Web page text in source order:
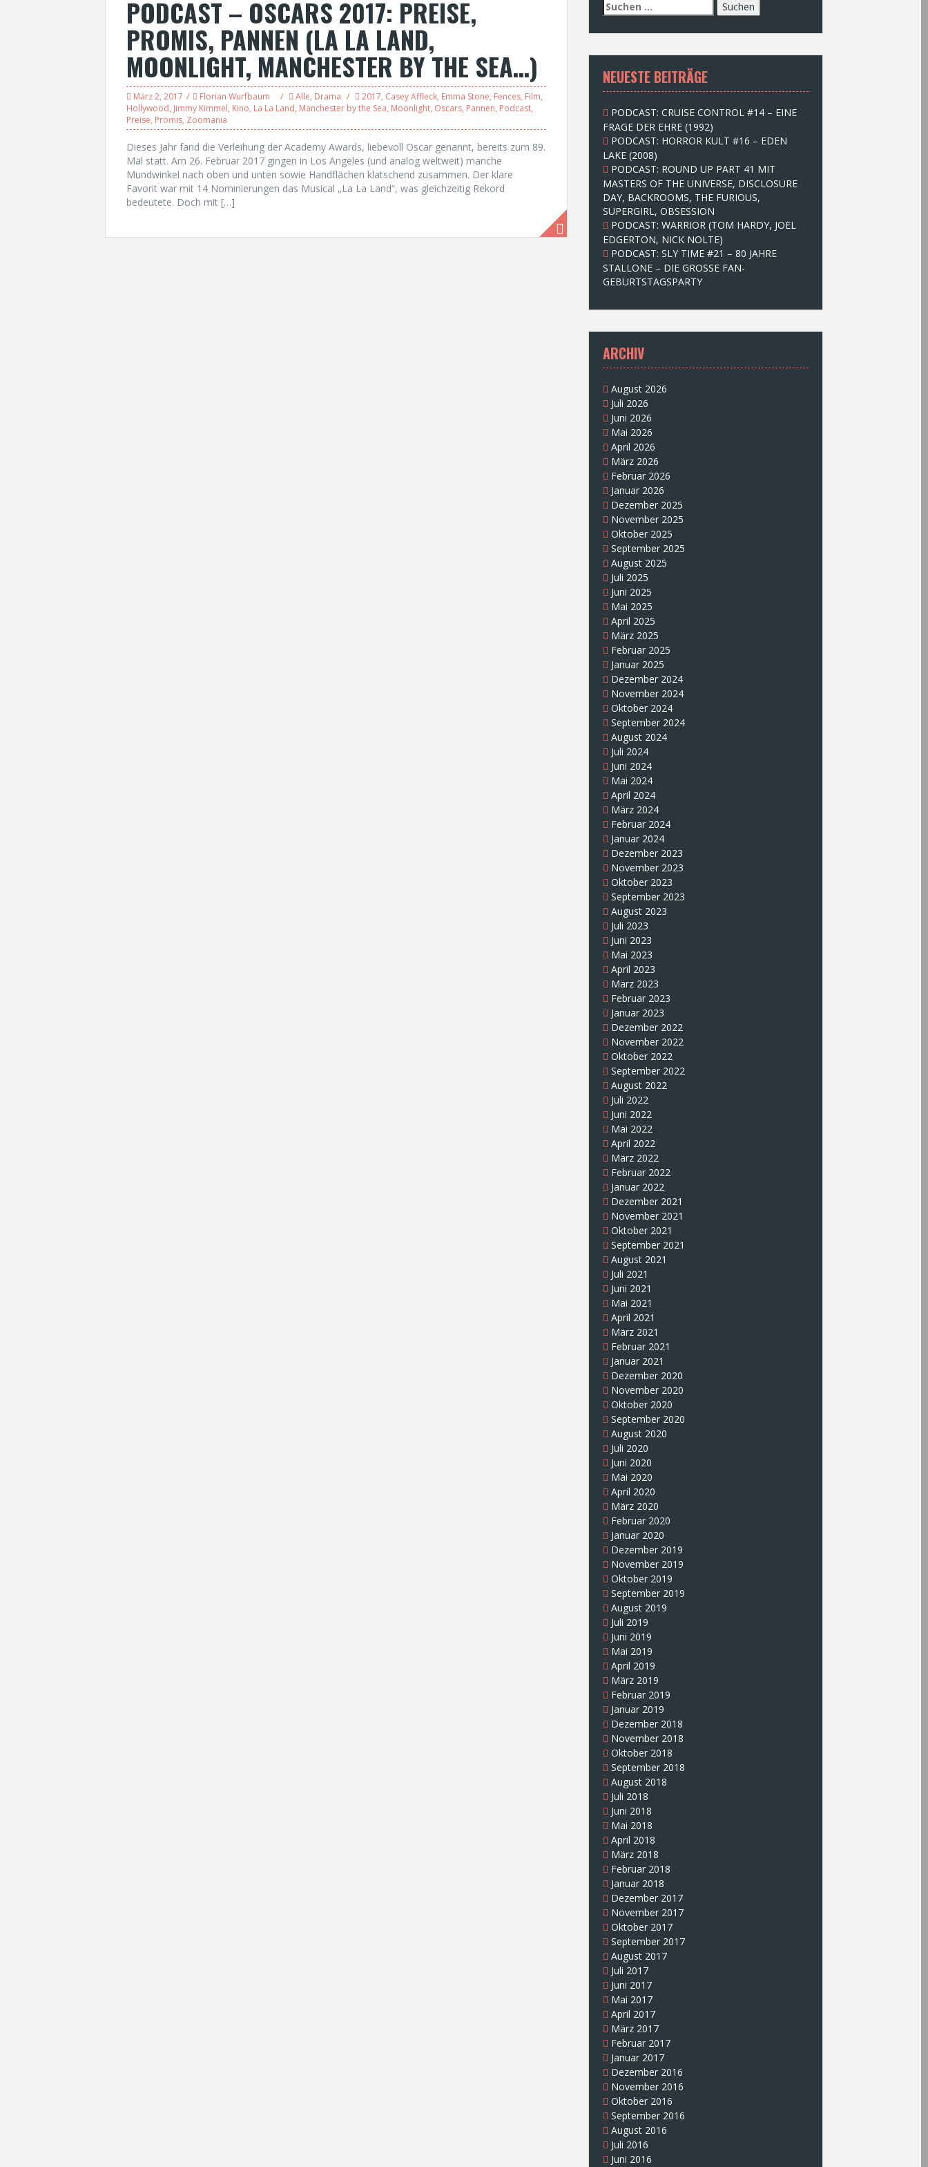
PODCAST – OSCARS 2017: PREISE,
PROMIS, PANNEN (LA LA LAND,
MOONLIGHT, MANCHESTER BY THE SEA…)
März 2, 2017 Florian Wurfbaum Alle, Drama 2017, Casey Affleck, Emma Stone, Fences, Film,
Hollywood, Jimmy Kimmel, Kino, La La Land, Manchester by the Sea, Moonlight, Oscars, Pannen, Podcast,
Preise, Promis, Zoomania
Dieses Jahr fand die Verleihung der Academy Awards, liebevoll Oscar genannt, bereits zum 89.
Mal statt. Am 26. Februar 2017 gingen in Los Angeles (und analog weltweit) manche
Mundwinkel nach oben und unten sowie Handflächen klatschend zusammen. Der klare
Favorit war mit 14 Nominierungen das Musical „La La Land“, was gleichzeitig Rekord
bedeutete. Doch mit […]
S
u
c
e
n
n
c
h
:
NEUESTE BEITRÄGE
PODCAST: CRUISE CONTROL #14 – EINE
FRAGE DER EHRE (1992)
PODCAST: HORROR KULT #16 – EDEN
LAKE (2008)
PODCAST: ROUND UP PART 41 MIT
MASTERS OF THE UNIVERSE, DISCLOSURE
DAY, BACKROOMS, THE FURIOUS,
SUPERGIRL, OBSESSION
PODCAST: WARRIOR (TOM HARDY, JOEL
EDGERTON, NICK NOLTE)
PODCAST: SLY TIME #21 – 80 JAHRE
STALLONE – DIE GROSSE FAN-
GEBURTSTAGSPARTY
ARCHIV
August 2026
Juli 2026
Juni 2026
Mai 2026
April 2026
März 2026
Februar 2026
Januar 2026
Dezember 2025
November 2025
Oktober 2025
September 2025
August 2025
Juli 2025
Juni 2025
Mai 2025
April 2025
März 2025
Februar 2025
Januar 2025
Dezember 2024
November 2024
Oktober 2024
September 2024
August 2024
Juli 2024
Juni 2024
Mai 2024
April 2024
März 2024
Februar 2024
Januar 2024
Dezember 2023
November 2023
Oktober 2023
September 2023
August 2023
Juli 2023
Juni 2023
Mai 2023
April 2023
März 2023
Februar 2023
Januar 2023
Dezember 2022
November 2022
Oktober 2022
September 2022
August 2022
Juli 2022
Juni 2022
Mai 2022
April 2022
März 2022
Februar 2022
Januar 2022
Dezember 2021
November 2021
Oktober 2021
September 2021
August 2021
Juli 2021
Juni 2021
Mai 2021
April 2021
März 2021
Februar 2021
Januar 2021
Dezember 2020
November 2020
Oktober 2020
September 2020
August 2020
Juli 2020
Juni 2020
Mai 2020
April 2020
März 2020
Februar 2020
Januar 2020
Dezember 2019
November 2019
Oktober 2019
September 2019
August 2019
Juli 2019
Juni 2019
Mai 2019
April 2019
März 2019
Februar 2019
Januar 2019
Dezember 2018
November 2018
Oktober 2018
September 2018
August 2018
Juli 2018
Juni 2018
Mai 2018
April 2018
März 2018
Februar 2018
Januar 2018
Dezember 2017
November 2017
Oktober 2017
September 2017
August 2017
Juli 2017
Juni 2017
Mai 2017
April 2017
März 2017
Februar 2017
Januar 2017
Dezember 2016
November 2016
Oktober 2016
September 2016
August 2016
Juli 2016
Juni 2016